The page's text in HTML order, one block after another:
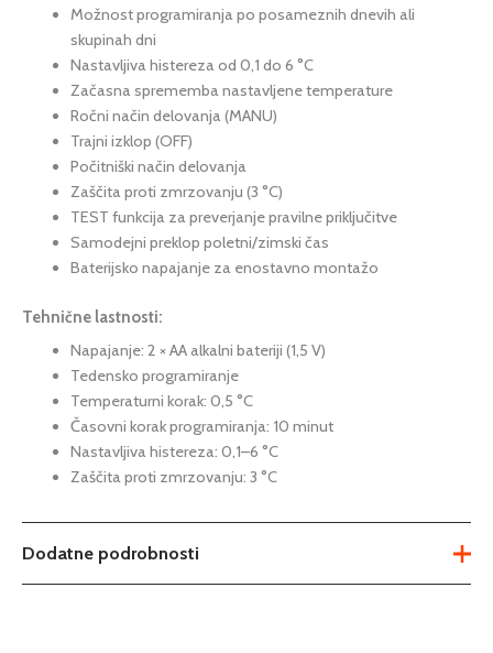
Možnost programiranja po posameznih dnevih ali
skupinah dni
Nastavljiva histereza od 0,1 do 6 °C
Začasna sprememba nastavljene temperature
Ročni način delovanja (MANU)
Trajni izklop (OFF)
Počitniški način delovanja
Zaščita proti zmrzovanju (3 °C)
TEST funkcija za preverjanje pravilne priključitve
Samodejni preklop poletni/zimski čas
Baterijsko napajanje za enostavno montažo
Tehnične lastnosti:
Napajanje: 2 × AA alkalni bateriji (1,5 V)
Tedensko programiranje
Temperaturni korak: 0,5 °C
Časovni korak programiranja: 10 minut
Nastavljiva histereza: 0,1–6 °C
Zaščita proti zmrzovanju: 3 °C
Dodatne podrobnosti